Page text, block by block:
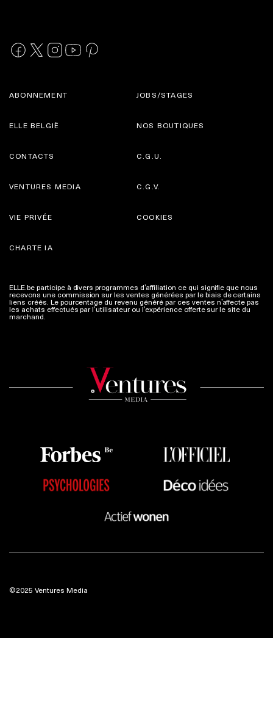
ABONNEMENT
ELLE BELGIË
JOBS/STAGES
NOS BOUTIQUES
CONTACTS
VENTURES MEDIA
C.G.U.
C.G.V.
VIE PRIVÉE
CHARTE IA
COOKIES
ELLE.be participe à divers programmes d’affiliation ce qui signifie que nous
recevons une commission sur les ventes générées par le biais de certains
liens créés. Le pourcentage du revenu généré par ces ventes n’affecte pas
les achats effectués par l’utilisateur ou l’expérience offerte sur le site du
marchand. Plus d'infos
©2025 Ventures Media